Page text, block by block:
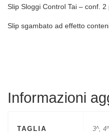
Slip Sloggi Control Tai – conf. 2
Slip sgambato ad effetto
Informazioni
TAGLIA 3^,